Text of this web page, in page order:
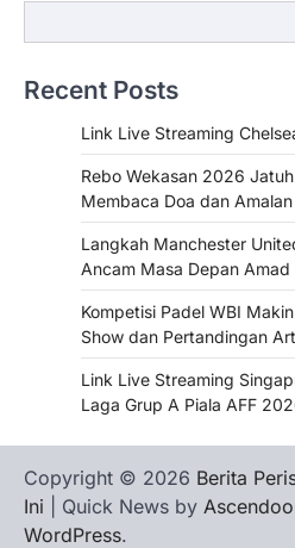
Recent Posts
Link Live Streaming
Rebo Wekasan 2026
Membaca Doa dan Amalan
Langkah Manchester
Ancam Masa Depan
Kompetisi Padel WBI
Show dan Pertandingan
Link Live Streaming
Laga Grup A Piala AFF
Copyright © 2026 Berita
Ini | Quick News by
WordPress.